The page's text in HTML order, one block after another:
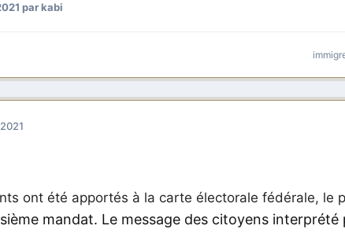
par kabi
ont été apportés à la carte électorale fédérale, le
mandat. Le message des citoyens interprété